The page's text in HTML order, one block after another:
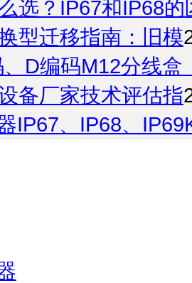
选？IP67和IP68的
型迁移指南：旧模
D编码M12分线盒
备厂家技术评估指
IP67、IP68、